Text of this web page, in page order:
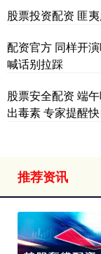
股票投资配资 匪
配资官方 同样开
喊话别拉踩
股票安全配资 端
出毒素 专家提醒
推荐资讯